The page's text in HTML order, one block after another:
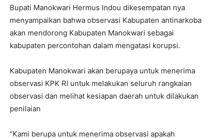
Bupati Manokwari Hermus Indou dikesempatan nya
menyampaikan bahwa observasi Kabupaten antinarkoba
akan mendorong Kabupaten Manokwari sebagai
kabupaten percontohan dalam mengatasi korupsi.
Kabupaten Manokwari akan berupaya untuk menerima
observasi KPK RI untuk melakukan seluruh rangkaian
observasi dan melihat kesiapan daerah untuk dilakukan
penilaian
“Kami berupa untuk menerima observasi apakah